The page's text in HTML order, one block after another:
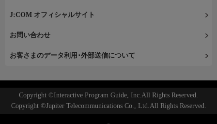
J:COM オフィシャルサイト
お問い合わせ
お客さまのデータ利用･外部送信について
Copyright ©Interactive Program Guide, Inc.All Rights Reserved.
Copyright ©Jupiter Telecommunications Co., Ltd.All Rights Reserved.